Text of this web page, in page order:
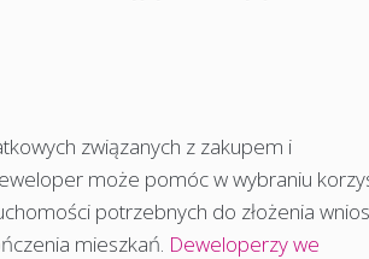
związanych z zakupem i
może pomóc w wybraniu
potrzebnych do złożenia
mieszkań. Deweloperzy we